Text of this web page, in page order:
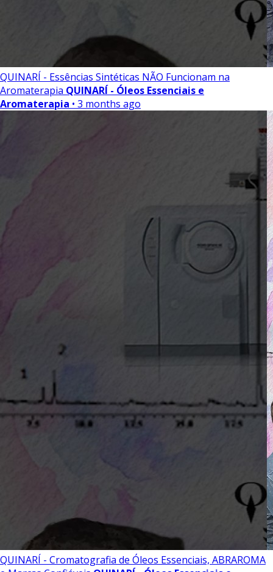
QUINARÍ - Essências Sintéticas NÃO Funcionam na
Aromaterapia QUINARÍ - Óleos Essenciais e
Aromaterapia • 3 months ago
QUINARÍ - Cromatografia de Óleos Essenciais, ABRAROMA